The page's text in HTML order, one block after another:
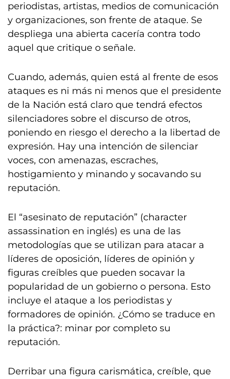
periodistas, artistas, medios de comunicación
y organizaciones, son frente de ataque. Se
despliega una abierta cacería contra todo
aquel que critique o señale.
Cuando, además, quien está al frente de esos
ataques es ni más ni menos que el presidente
de la Nación está claro que tendrá efectos
silenciadores sobre el discurso de otros,
poniendo en riesgo el derecho a la libertad de
expresión. Hay una intención de silenciar
voces, con amenazas, escraches,
hostigamiento y minando y socavando su
reputación.
El “asesinato de reputación” (character
assassination en inglés) es una de las
metodologías que se utilizan para atacar a
líderes de oposición, líderes de opinión y
figuras creíbles que pueden socavar la
popularidad de un gobierno o persona. Esto
incluye el ataque a los periodistas y
formadores de opinión. ¿Cómo se traduce en
la práctica?: minar por completo su
reputación.
Derribar una figura carismática, creíble, que